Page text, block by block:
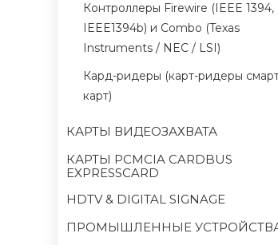
Контроллеры Firewire (IEEE 1394,
IEEE1394b) и Combo (Texas
Instruments / NEC / LSI)
Кард-ридеры (карт-ридеры
карт)
КАРТЫ ВИДЕОЗАХВАТА
КАРТЫ PCMCIA CARDBUS
EXPRESSCARD
HDTV & DIGITAL SIGNAGE
ПРОМЫШЛЕННЫЕ